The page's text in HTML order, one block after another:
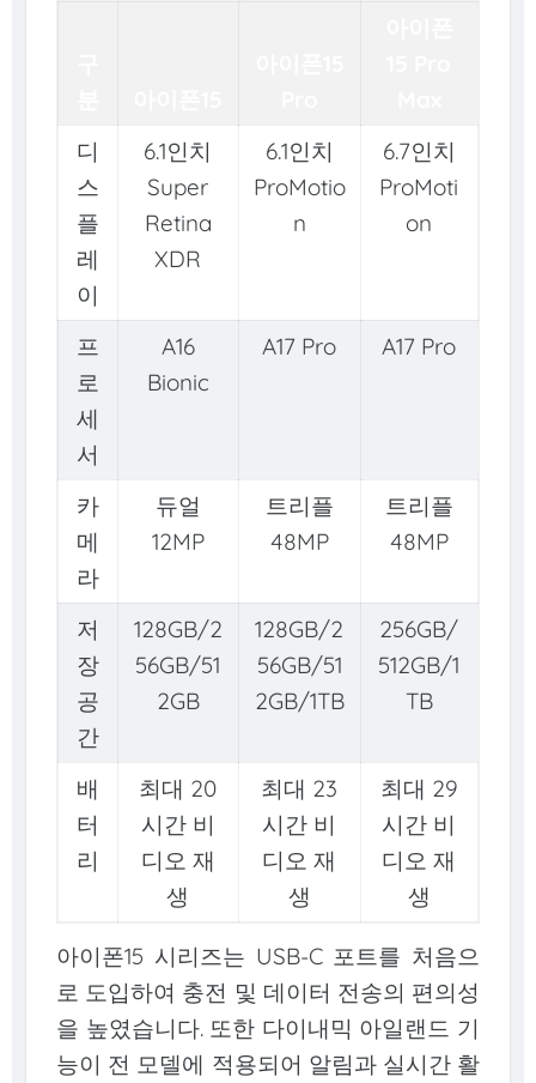
디
스
플
레
이
6.1인치
Super
Retina
XDR
6.1인치
ProMotio
n
6.7인치
ProMoti
on
프
로
세
서
A16
Bionic
A17 Pro A17 Pro
카
메
라
듀얼
12MP
트리플
48MP
트리플
48MP
저
장
공
간
128GB/2
56GB/51
2GB
128GB/2
56GB/51
2GB/1TB
256GB/
512GB/1
TB
배
터
리
최대 20
시간 비
디오 재
생
최대 23
시간 비
디오 재
생
최대 29
시간 비
디오 재
생
아이폰15 시리즈는 USB-C 포트를 처음으
로 도입하여 충전 및 데이터 전송의 편의성
을 높였습니다. 또한 다이내믹 아일랜드 기
능이 전 모델에 적용되어 알림과 실시간 활